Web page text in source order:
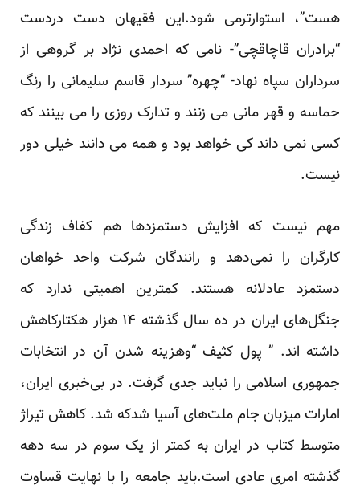
هست”، استوارترمی شود.این فقیهان دست دردست
“برادران قاچاقچی”- نامی که احمدی نژاد بر گروهی از
سرداران سپاه نهاد- “چهره”سردار قاسم سلیمانی را رنگ
حماسه و قهر مانی می زنند و تدارک روزی را می بینند که
کسی نمی داند کی خواهد بود و همه می دانند خیلی دور
نیست.
مهم نیست که افزایش دستمزدها هم کفاف زندگی
کارگران را نمی‌دهد و رانندگان شرکت واحد خواهان
دستمزد عادلانه هستند. کمترین اهمیتی ندارد که
جنگل‌های ایران در ده سال گذشته ۱۴ هزار هکتارکاهش
داشته اند. ” پول کثیف “وهزینه شدن آن در انتخابات
جمهوری اسلامی را نباید جدی گرفت. در بی‌خبری ایران،
امارات میزبان جام ملت‌های آسیا شدکه شد. کاهش تیراژ
متوسط کتاب در ایران به کمتر از یک سوم در سه دهه
گذشته امری عادی است.باید جامعه را با نهایت قساوت